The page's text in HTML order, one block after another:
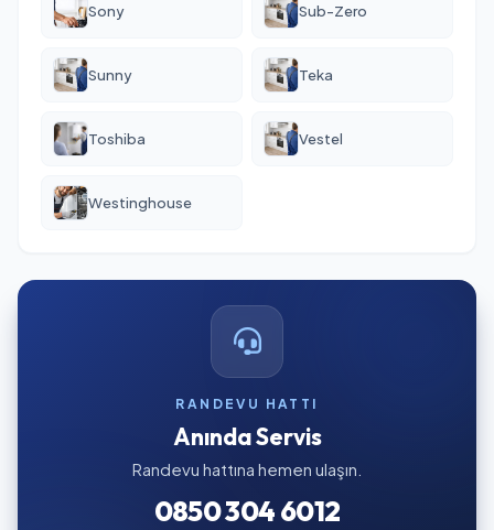
Sony Sub-Zero
Sunny Teka
Toshiba Vestel
Westinghouse
RANDEVU HATTI
Anında Servis
Randevu hattına hemen ulaşın.
0850 304 6012